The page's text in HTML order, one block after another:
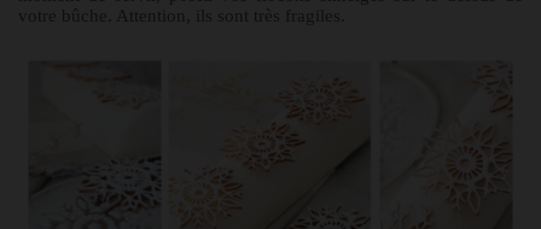
votre bûche. Attention, ils sont très fragiles.